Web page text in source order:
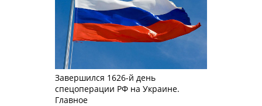
Завершился 1626-й день
спецоперации РФ на Украине.
Главное